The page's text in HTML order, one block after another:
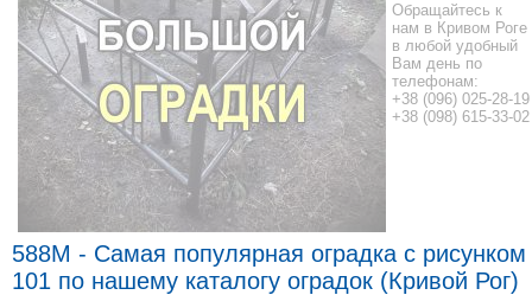
Обращайтесь к
нам в Кривом Роге
в любой удобный
Вам день по
телефонам:
+38 (096) 025-28-19
+38 (098) 615-33-02
588M - Самая популярная оградка с рисунком
101 по нашему каталогу оградок (Кривой Рог)